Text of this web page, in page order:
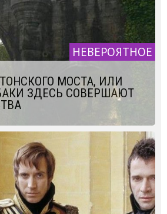
НЕВЕРОЯТНОЕ
МОСТА, ИЛИ
ЗДЕСЬ СОВЕРШАЮТ